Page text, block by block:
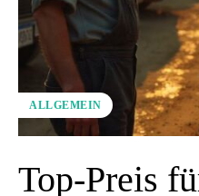
ALLGEMEIN
Top-Preis